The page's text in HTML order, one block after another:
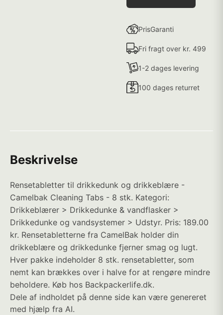
PrisGaranti
Fri fragt over kr. 499
1-2 dages levering
100 dages returret
Beskrivelse
Rensetabletter til drikkedunk og drikkeblære -
Camelbak Cleaning Tabs - 8 stk. Kategori:
Drikkeblærer > Drikkedunke & vandflasker >
Drikkedunke og vandsystemer > Udstyr. Pris: 189.00
kr. Rensetabletterne fra CamelBak holder din
drikkeblære og drikkedunke fjerner smag og lugt.
Hver pakke indeholder 8 stk. rensetabletter, som
nemt kan brækkes over i halve for at rengøre mindre
beholdere. Køb hos Backpackerlife.dk.
Dele af indholdet på denne side kan være genereret
med hjælp fra AI.